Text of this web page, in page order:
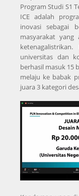
Program Studi S1
ICE adalah
inovasi sebagai
masyarakat
universitas dan
berhasil masuk 15
melaju ke babak
juara 3 kategori